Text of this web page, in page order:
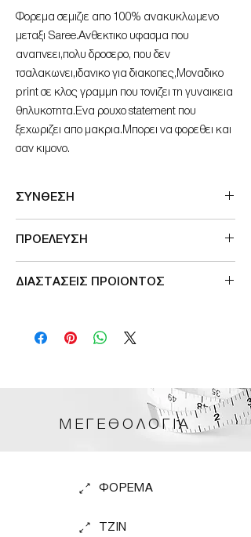
Φορεμα σεμιζιε απο 100% ανακυκλωμενο
μεταξι Saree.Ανθεκτικο υφασμα που
αναπνεει,πολυ δροσερο, που δεν
τσαλακωνει,ιδανικο για διακοπες,Μοναδικο
print σε κλος γραμμη που τονιζει τη γυναικεια
θηλυκοτητα.Ενα ρουχο statement που
ξεχωριζει απο μακρια.Μπορει να φορεθει και
σαν κιμονο.
ΣΥΝΘΕΣΗ
ΠΡΟΕΛΕΥΣΗ
ΔΙΑΣΤΑΣΕΙΣ ΠΡΟΙΟΝΤΟΣ
106cm
ΜΕΓΕΘΟΛΟΓΙΑ
ΦΟΡΕΜΑ
TZIN